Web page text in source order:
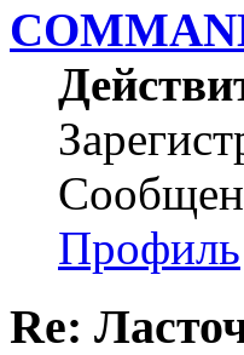
Профиль
Re: